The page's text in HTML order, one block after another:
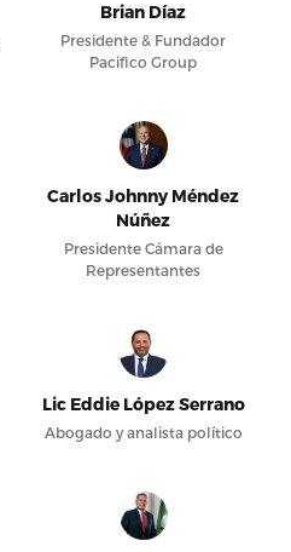
Brian Díaz
Presidente & Fundador
Pacifico Group
Carlos Johnny Méndez
Núñez
Presidente Cámara de
Representantes
Lic Eddie López Serrano
Abogado y analista político